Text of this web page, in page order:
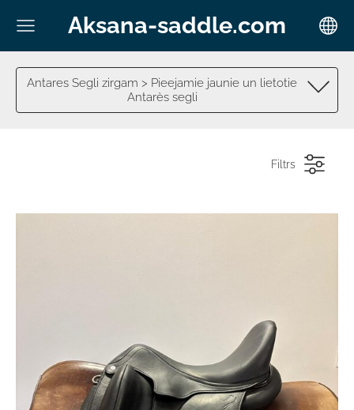
Aksana-saddle.com
Antares Segli zirgam > Pieejamie jaunie un lietotie
Antarès segli
Filtrs